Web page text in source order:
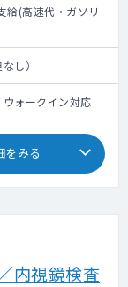
給(高速代・ガソリ
し）
ォークイン対応
をみる
内視鏡検査